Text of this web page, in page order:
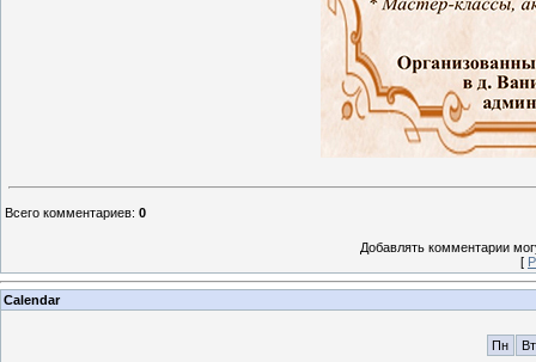
Всего комментариев: 0
Добавлять комментарии
[
Calendar
Пн Вт